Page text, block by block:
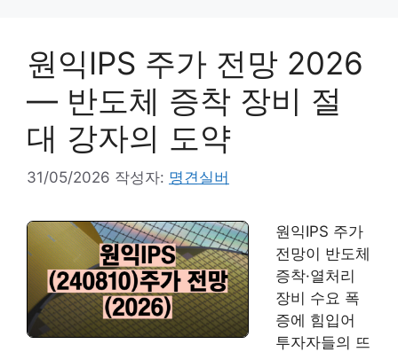
원익IPS 주가 전망 2026
— 반도체 증착 장비 절
대 강자의 도약
31/05/2026 작성자: 명견실버
원익IPS 주가
전망이 반도체
증착·열처리
장비 수요 폭
증에 힘입어
투자자들의 뜨